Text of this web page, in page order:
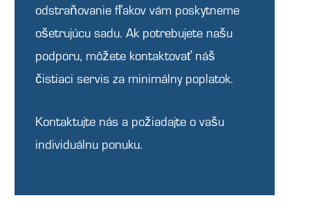
odstraňovanie fľakov vám poskytneme
ošetrujúcu sadu. Ak potrebujete našu
podporu, môžete kontaktovať náš
čistiaci servis za minimálny poplatok.
Kontaktujte nás a požiadajte o vašu
individuálnu ponuku.